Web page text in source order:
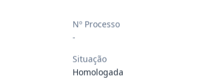
DE CREDENCIAMENTO DE PESSOA JUR
Nº Processo
-
Situação
Homologada